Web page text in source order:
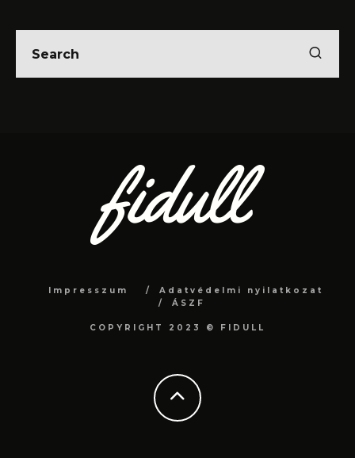
Impresszum
Adatvédelmi nyilatkozat
ÁSZF
COPYRIGHT 2023 © FIDULL